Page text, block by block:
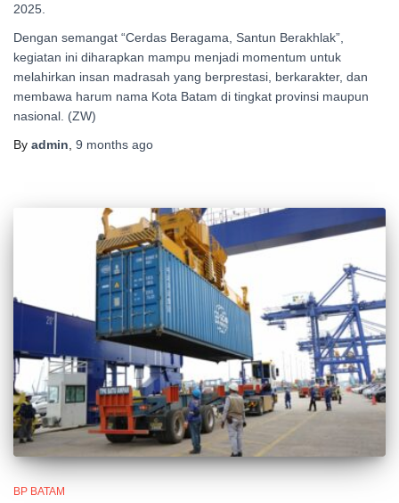
2025.
Dengan semangat “Cerdas Beragama, Santun Berakhlak”,
kegiatan ini diharapkan mampu menjadi momentum untuk
melahirkan insan madrasah yang berprestasi, berkarakter, dan
membawa harum nama Kota Batam di tingkat provinsi maupun
nasional. (ZW)
By admin, 9 months ago
BP BATAM